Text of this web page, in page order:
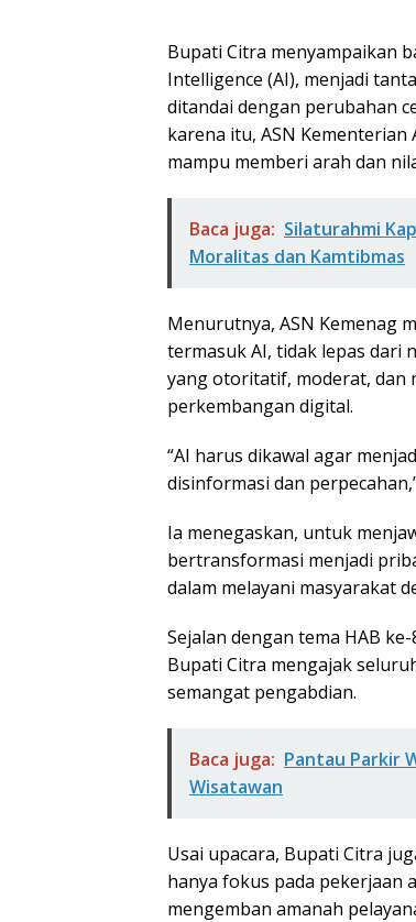
Bupati Citra menyampaikan
Intelligence (AI), menjadi
ditandai dengan perubahan
karena itu, ASN
mampu memberi arah dan
Baca juga: Silaturahmi
Moralitas dan Kamtibmas
Menurutnya, ASN Kemenag
termasuk AI, tidak lepas dari
yang otoritatif, moderat, dan
perkembangan digital.
“AI harus dikawal agar
disinformasi dan
Ia menegaskan, untuk
bertransformasi menjadi
dalam melayani masyarakat
Sejalan dengan tema HAB
Bupati Citra mengajak
semangat pengabdian.
Baca juga: Pantau Parkir
Wisatawan
Usai upacara, Bupati Citra
hanya fokus pada pekerjaan
mengemban amanah